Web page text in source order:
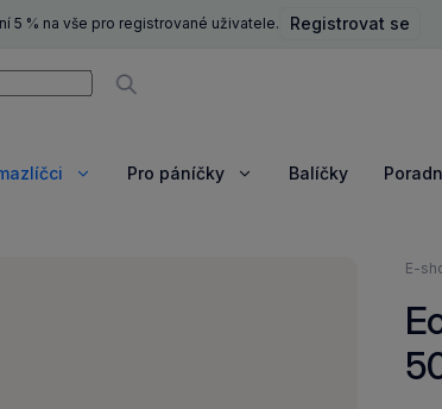
5 % na vše pro registrované uživatele. Registrovat se
Vyhledávat
ZobrazitPro páníčky
ZobrazitBalíčky
zde:
E-